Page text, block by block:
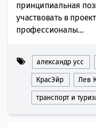
принципиальная
участвовать в
профессионалы...
александр усс
КрасЭйр Лев
транспорт и